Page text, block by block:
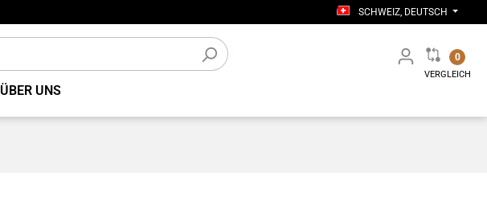
SCHWEIZ, DEUTSCH
0
VERGLEICH
ÜBER UNS